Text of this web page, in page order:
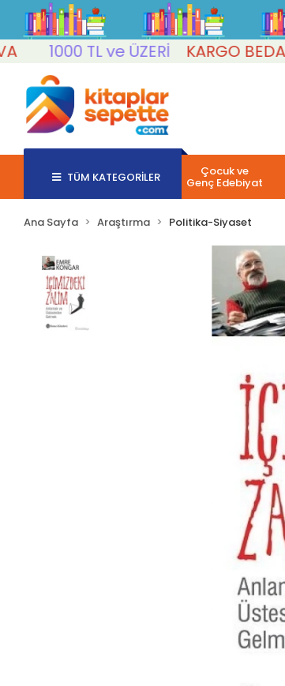
1000 TL ve ÜZERİ
KARGO BEDAVA
TÜM KATEGORİLER Çocuk ve
Genç Edebiyat
Ana Sayfa Araştırma Politika-Siyaset